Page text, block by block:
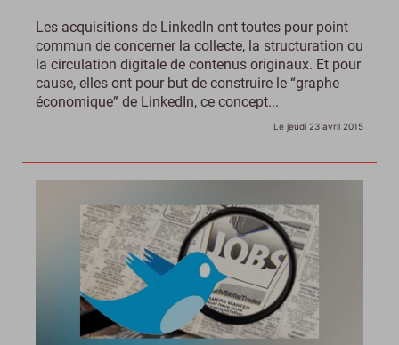
Les acquisitions de LinkedIn ont toutes pour point
commun de concerner la collecte, la structuration ou
la circulation digitale de contenus originaux. Et pour
cause, elles ont pour but de construire le “graphe
économique” de LinkedIn, ce concept...
Le jeudi 23 avril 2015